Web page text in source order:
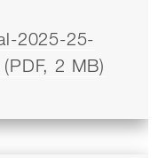
2025-25-
2 MB)